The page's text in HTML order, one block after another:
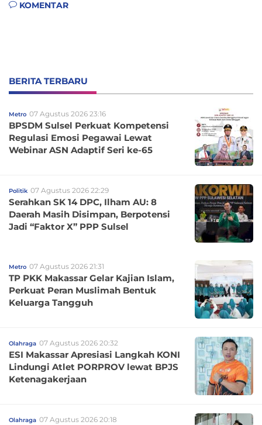
KOMENTAR
BERITA TERBARU
Metro 07 Agustus 2026 23:16
BPSDM Sulsel Perkuat Kompetensi
Regulasi Emosi Pegawai Lewat
Webinar ASN Adaptif Seri ke-65
Politik 07 Agustus 2026 22:29
Serahkan SK 14 DPC, Ilham AU: 8
Daerah Masih Disimpan, Berpotensi
Jadi “Faktor X” PPP Sulsel
Metro 07 Agustus 2026 21:31
TP PKK Makassar Gelar Kajian Islam,
Perkuat Peran Muslimah Bentuk
Keluarga Tangguh
Olahraga 07 Agustus 2026 20:32
ESI Makassar Apresiasi Langkah KONI
Lindungi Atlet PORPROV lewat BPJS
Ketenagakerjaan
Olahraga 07 Agustus 2026 20:18